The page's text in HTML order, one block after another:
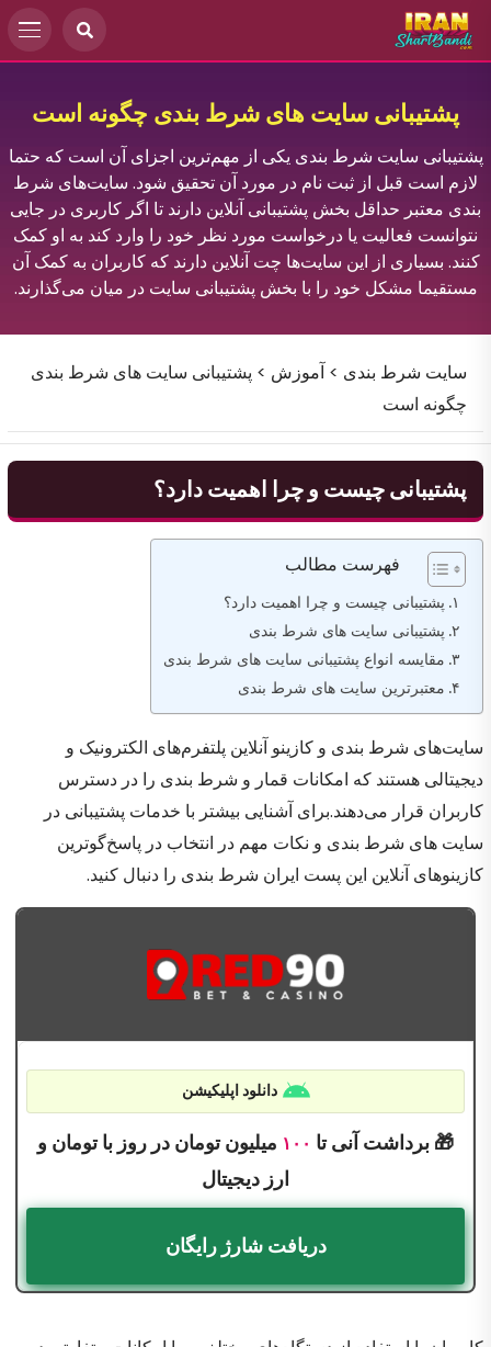
پشتیبانی سایت های شرط بندی چگونه است
پشتیبانی سایت شرط بندی یکی از مهم‌ترین اجزای آن است که حتما
لازم است قبل از ثبت نام در مورد آن تحقیق شود. سایت‌های شرط
بندی معتبر حداقل بخش پشتیبانی آنلاین دارند تا اگر کاربری در جایی
نتوانست فعالیت یا درخواست مورد نظر خود را وارد کند به او کمک
کنند. بسیاری از این سایت‌ها چت آنلاین دارند که کاربران به کمک آن
مستقیما مشکل خود را با بخش پشتیبانی سایت در میان می‌گذارند.
سایت شرط بندی > آموزش > پشتیبانی سایت های شرط بندی
چگونه است
پشتیبانی چیست و چرا اهمیت دارد؟
فهرست مطالب
پشتیبانی چیست و چرا اهمیت دارد؟
پشتیبانی سایت های شرط بندی
مقایسه انواع پشتیبانی سایت های شرط بندی
معتبرترین سایت های شرط بندی
سایت‌های شرط بندی و کازینو آنلاین پلتفرم‌های الکترونیک و
دیجیتالی هستند که امکانات قمار و شرط بندی را در دسترس
کاربران قرار می‌دهند.برای آشنایی بیشتر با خدمات پشتیبانی در
سایت‌ های شرط بندی و نکات مهم در انتخاب در پاسخ‌گوترین
کازینوهای آنلاین این پست ایران شرط بندی را دنبال کنید.
دانلود اپلیکیشن
🎁 برداشت آنی تا ۱۰۰ میلیون تومان در روز با تومان و
ارز دیجیتال
دریافت شارژ رایگان